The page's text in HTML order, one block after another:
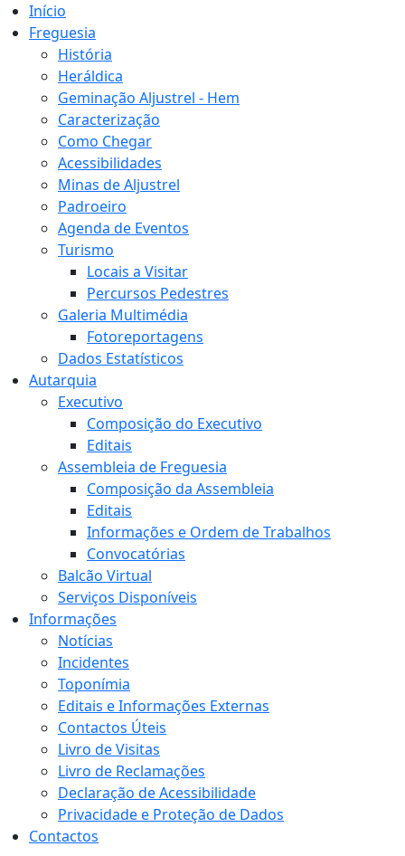
Início
Freguesia
História
Heráldica
Geminação Aljustrel - Hem
Caracterização
Como Chegar
Acessibilidades
Minas de Aljustrel
Padroeiro
Agenda de Eventos
Turismo
Locais a Visitar
Percursos Pedestres
Galeria Multimédia
Fotoreportagens
Dados Estatísticos
Autarquia
Executivo
Composição do Executivo
Editais
Assembleia de Freguesia
Composição da Assembleia
Editais
Informações e Ordem de Trabalhos
Convocatórias
Balcão Virtual
Serviços Disponíveis
Informações
Notícias
Incidentes
Toponímia
Editais e Informações Externas
Contactos Úteis
Livro de Visitas
Livro de Reclamações
Declaração de Acessibilidade
Privacidade e Proteção de Dados
Contactos